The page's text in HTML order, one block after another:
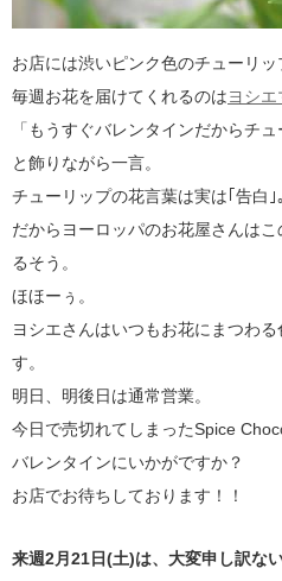
お店には渋いピンク色のチューリッ
毎週お花を届けてくれるのはヨシエ
「もうすぐバレンタインだからチュ
と飾りながら一言。
チューリップの花言葉は実は｢告白｣
だからヨーロッパのお花屋さんは
るそう。
ほほーぅ。
ヨシエさんはいつもお花にまつわ
す。
明日、明後日は通常営業。
今日で売切れてしまったSpice
バレンタインにいかがですか？
お店でお待ちしております！！
来週2月21日(土)は、大変申し訳な